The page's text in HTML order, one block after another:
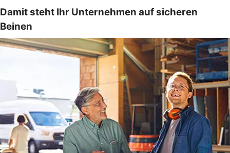
Damit steht Ihr Unternehmen auf sicheren
Beinen